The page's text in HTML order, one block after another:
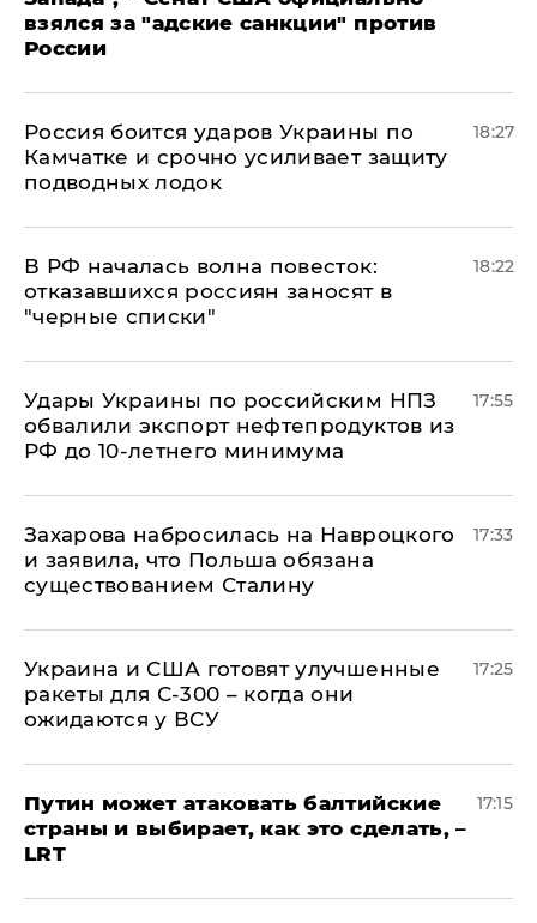
взялся за "адские санкции" против
России
Россия боится ударов Украины по
Камчатке и срочно усиливает защиту
подводных лодок
18:27
​В РФ началась волна повесток:
отказавшихся россиян заносят в
"черные списки"
18:22
Удары Украины по российским НПЗ
обвалили экспорт нефтепродуктов из
РФ до 10-летнего минимума
17:55
​Захарова набросилась на Навроцкого
и заявила, что Польша обязана
существованием Сталину
17:33
Украина и США готовят улучшенные
ракеты для С-300 – когда они
ожидаются у ВСУ
17:25
Путин может атаковать балтийские
страны и выбирает, как это сделать, –
LRT
17:15